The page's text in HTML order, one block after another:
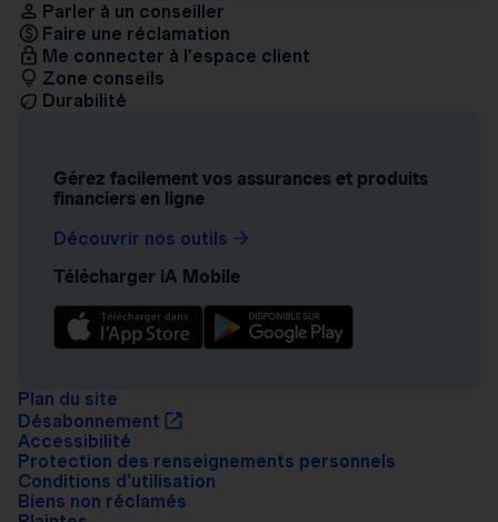
Parler à un conseiller
Faire une réclamation
Me connecter à l’espace client
Zone conseils
Durabilité
Gérez facilement vos assurances et produits
financiers en ligne
Découvrir nos outils
Télécharger iA Mobile
Plan du site
Désabonnement
Accessibilité
Protection des renseignements personnels
Conditions d’utilisation
Biens non réclamés